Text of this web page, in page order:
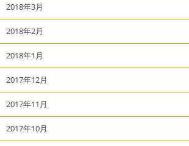
2018年3月
2018年2月
2018年1月
2017年12月
2017年11月
2017年10月